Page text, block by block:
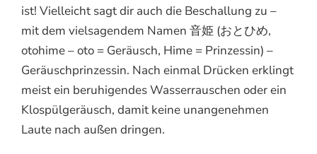
ist! Vielleicht sagt dir auch die Beschallung zu –
mit dem vielsagendem Namen 音姫 (おとひめ,
otohime – oto = Geräusch, Hime = Prinzessin) –
Geräuschprinzessin. Nach einmal Drücken erklingt
meist ein beruhigendes Wasserrauschen oder ein
Klospülgeräusch, damit keine unangenehmen
Laute nach außen dringen.